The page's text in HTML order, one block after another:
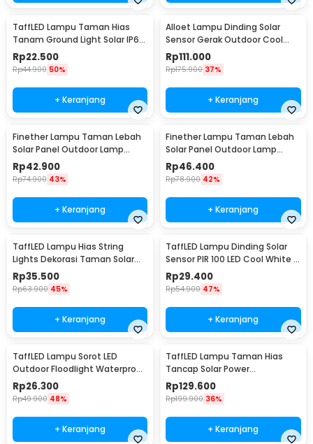
TaffLED Lampu Taman Hias
Tanam Ground Light Solar IP65
8 LED - CL-022
Rp22.500
Rp44.900 50%
+ Keranjang
Alloet Lampu Dinding Solar
Sensor Gerak Outdoor Cool
White 50 LED - LE66
Rp111.000
Rp175.900 37%
+ Keranjang
Finether Lampu Taman Lebah
Solar Panel Outdoor Lamp
Waterproof IP65 30 LED - BE306
Rp42.900
Rp74.900 43%
+ Keranjang
Finether Lampu Taman Lebah
Solar Panel Outdoor Lamp
Waterproof IP65 50 LED - BE306
Rp46.400
Rp78.900 42%
+ Keranjang
TaffLED Lampu Hias String
Lights Dekorasi Taman Solar
12M 100LED - S-04
Rp35.500
Rp63.900 45%
+ Keranjang
TaffLED Lampu Dinding Solar
Sensor PIR 100 LED Cool White -
BK-100
Rp29.400
Rp54.900 47%
+ Keranjang
TaffLED Lampu Sorot LED
Outdoor Floodlight Waterproof
Cool White 50W - A8
Rp26.300
Rp49.900 48%
+ Keranjang
TaffLED Lampu Taman Hias
Tancap Solar Power
Waterproof 10 LED 2835 - TS-
G2202
Rp129.600
Rp199.900 36%
+ Keranjang